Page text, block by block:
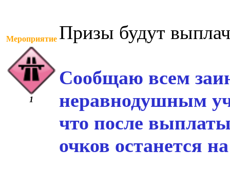
Мероприятие
1
Призы будут
Сообщаю всем
неравнодушным
что после
очков останется